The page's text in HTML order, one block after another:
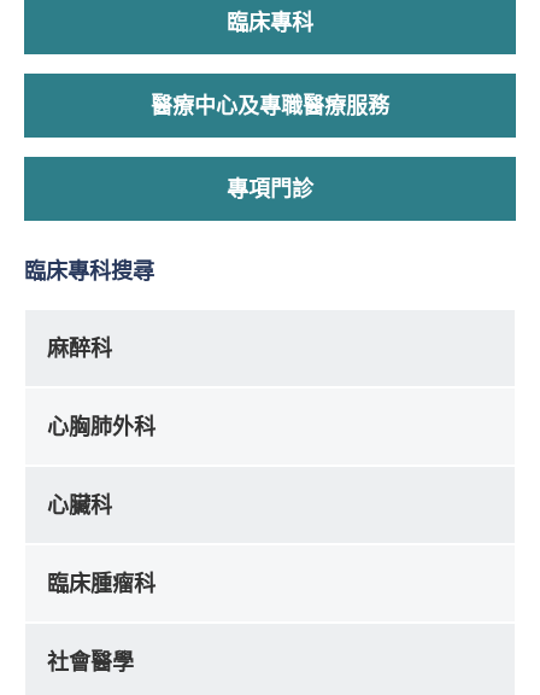
臨床專科
醫療中心及專職醫療服務
專項門診
臨床專科搜尋
麻醉科
心胸肺外科
心臟科
臨床腫瘤科
社會醫學